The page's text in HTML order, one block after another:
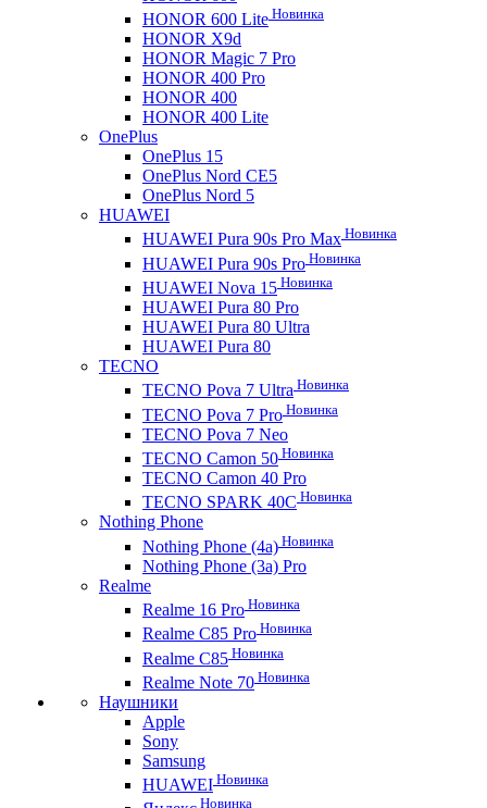
HONOR 600 Lite Новинка
HONOR X9d
HONOR Magic 7 Pro
HONOR 400 Pro
HONOR 400
HONOR 400 Lite
OnePlus
OnePlus 15
OnePlus Nord CE5
OnePlus Nord 5
HUAWEI
HUAWEI Pura 90s Pro Max Новинка
HUAWEI Pura 90s Pro Новинка
HUAWEI Nova 15 Новинка
HUAWEI Pura 80 Pro
HUAWEI Pura 80 Ultra
HUAWEI Pura 80
TECNO
TECNO Pova 7 Ultra Новинка
TECNO Pova 7 Pro Новинка
TECNO Pova 7 Neo
TECNO Camon 50 Новинка
TECNO Camon 40 Pro
TECNO SPARK 40C Новинка
Nothing Phone
Nothing Phone (4a) Новинка
Nothing Phone (3a) Pro
Realme
Realme 16 Pro Новинка
Realme C85 Pro Новинка
Realme C85 Новинка
Realme Note 70 Новинка
Наушники
Apple
Sony
Samsung
HUAWEI Новинка
Новинка